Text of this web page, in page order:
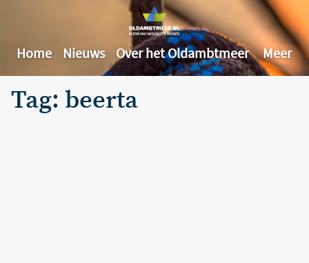
Home Nieuws Over het Oldambtmeer Meer
Tag: beerta